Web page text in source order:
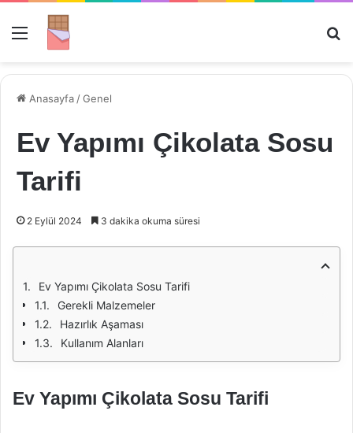
Menü
Anasayfa /Genel
Ev Yapımı Çikolata Sosu
Tarifi
2 Eylül 2024 3 dakika okuma süresi
Ev Yapımı Çikolata Sosu Tarifi
Gerekli Malzemeler
Hazırlık Aşaması
Kullanım Alanları
Ev Yapımı Çikolata Sosu Tarifi